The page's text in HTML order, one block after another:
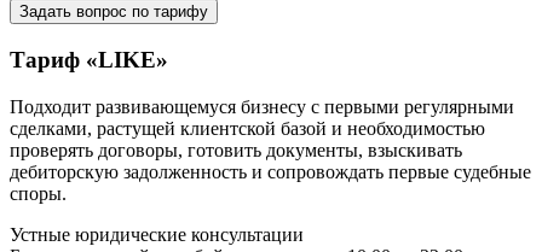
Задать вопрос по тарифу
Тариф «LIKE»
Подходит развивающемуся бизнесу с первыми регулярными
сделками, растущей клиентской базой и необходимостью
проверять договоры, готовить документы, взыскивать
дебиторскую задолженность и сопровождать первые судебные
споры.
Устные юридические консультации